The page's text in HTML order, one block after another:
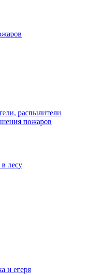
распылители
пожаров
лесу
и егеря